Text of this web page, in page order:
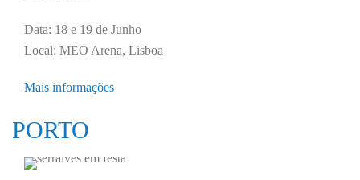
Data: 18 e 19 de Junho
Local: MEO Arena, Lisboa
Mais informações
PORTO